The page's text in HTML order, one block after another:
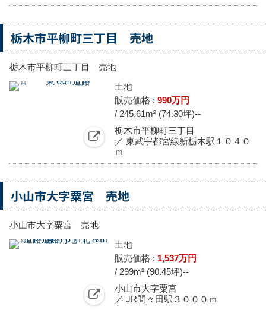
栃木市平柳町三丁目 売地
栃木市平柳町三丁目 売地
土地
販売価格 : 990万円
/ 245.61m² (74.30坪)--
栃木市平柳町三丁目
／ 東武宇都宮線新栃木駅１０４０
ｍ
小山市大字粟宮 売地
小山市大字粟宮 売地
土地
販売価格 : 1,537万円
/ 299m² (90.45坪)--
小山市大字粟宮
／ JR間々田駅３０００ｍ